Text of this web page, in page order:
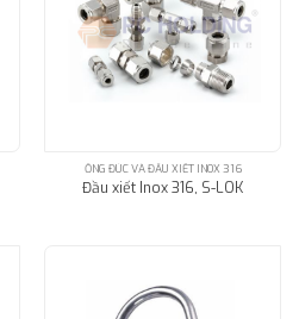
ỐNG ĐÚC VÀ ĐẦU XIẾT INOX 316
Đầu xiết Inox 316, S-LOK